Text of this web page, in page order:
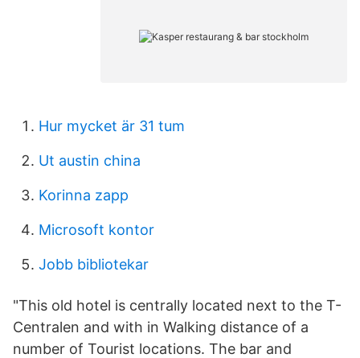
Hur mycket är 31 tum
Ut austin china
Korinna zapp
Microsoft kontor
Jobb bibliotekar
"This old hotel is centrally located next to the T-
Centralen and with in Walking distance of a
number of Tourist locations. The bar and